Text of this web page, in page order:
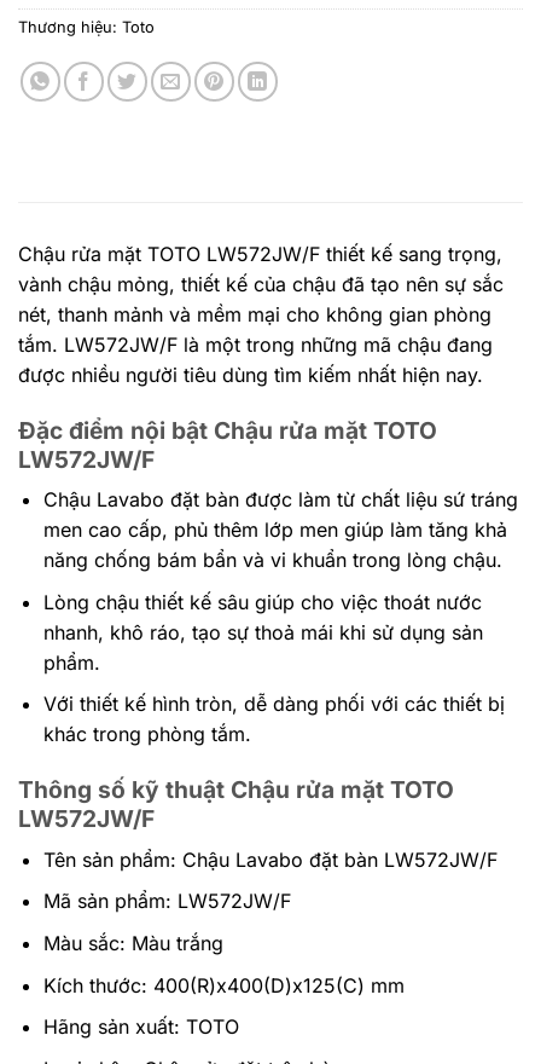
Thương hiệu: Toto
Chậu rửa mặt TOTO LW572JW/F thiết kế sang trọng,
vành chậu mỏng, thiết kế của chậu đã tạo nên sự sắc
nét, thanh mảnh và mềm mại cho không gian phòng
tắm. LW572JW/F là một trong những mã chậu đang
được nhiều người tiêu dùng tìm kiếm nhất hiện nay.
Đặc điểm nội bật Chậu rửa mặt TOTO
LW572JW/F
Chậu Lavabo đặt bàn được làm từ chất liệu sứ tráng
men cao cấp, phủ thêm lớp men giúp làm tăng khả
năng chống bám bẩn và vi khuẩn trong lòng chậu.
Lòng chậu thiết kế sâu giúp cho việc thoát nước
nhanh, khô ráo, tạo sự thoả mái khi sử dụng sản
phẩm.
Với thiết kế hình tròn, dễ dàng phối với các thiết bị
khác trong phòng tắm.
Thông số kỹ thuật Chậu rửa mặt TOTO
LW572JW/F
Tên sản phẩm: Chậu Lavabo đặt bàn LW572JW/F
Mã sản phẩm: LW572JW/F
Màu sắc: Màu trắng
Kích thước: 400(R)x400(D)x125(C) mm
Hãng sản xuất: TOTO